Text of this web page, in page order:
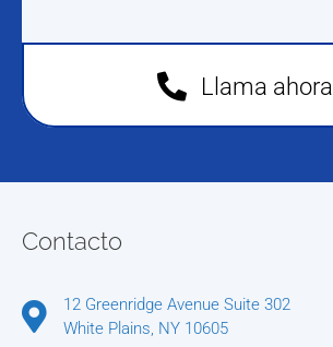
Llama ahora
Contacto
12 Greenridge Avenue Suite 302
White Plains, NY 10605